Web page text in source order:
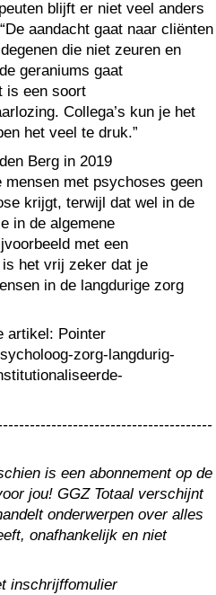
blijft er niet veel anders
aandacht gaat naar cliënten
die niet zeuren en
geraniums gaat
is een soort
Collega’s kun je het
het veel te druk.”
Berg in 2019
met psychoses geen
krijgt, terwijl dat wel in de
in de algemene
met een
het vrij zeker dat je
in de langdurige zorg
artikel: Pointer
zorg-langdurig-
is een abonnement op de
jou! GGZ Totaal verschijnt
onderwerpen over alles
onafhankelijk en niet
inschrijffomulier